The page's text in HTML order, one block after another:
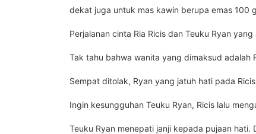
dekat juga untuk mas kawin berupa emas 100
Perjalanan cinta Ria Ricis dan Teuku Ryan
Tak tahu bahwa wanita yang dimaksud adalah
Sempat ditolak, Ryan yang jatuh hati pada
Ingin kesungguhan Teuku Ryan, Ricis lalu
Teuku Ryan menepati janji kepada pujaan hati.